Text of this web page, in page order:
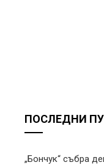
ПОСЛЕДНИ
„Бончук“ събра